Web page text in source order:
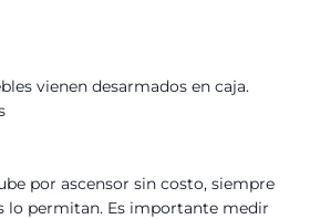
vienen desarmados en caja.
por ascensor sin costo, siempre
lo permitan. Es importante medir